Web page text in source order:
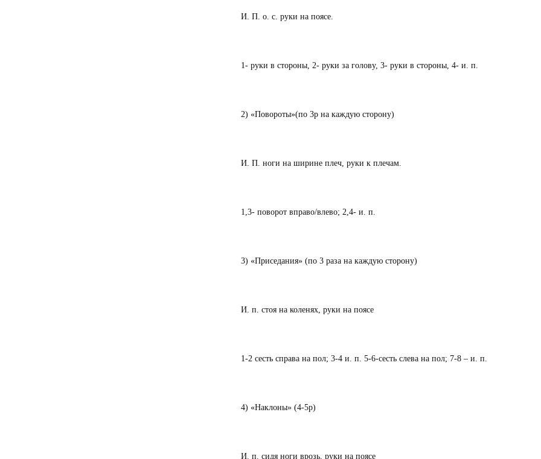
И. П. о. с. руки на поясе.
1- руки в стороны, 2- руки за голову, 3- руки в стороны, 4- и. п.
2) «Повороты»(по 3р на каждую сторону)
И. П. ноги на ширине плеч, руки к плечам.
1,3- поворот вправо/влево; 2,4- и. п.
3) «Приседания» (по 3 раза на каждую сторону)
И. п. стоя на коленях, руки на поясе
1-2 сесть справа на пол; 3-4 и. п. 5-6-сесть слева на пол; 7-8 – и. п.
4) «Наклоны» (4-5р)
И. п. сидя ноги врозь, руки на поясе